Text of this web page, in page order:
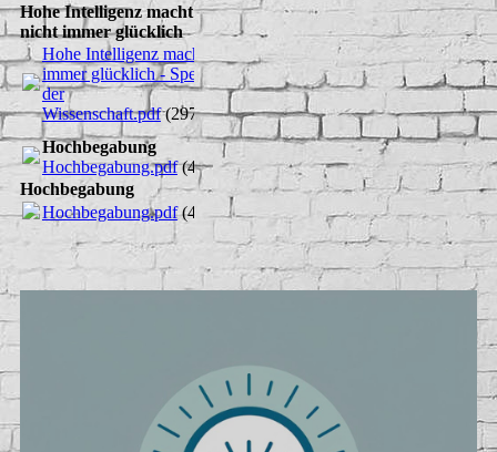
Hohe Intelligenz macht
nicht immer glücklich
Hohe Intelligenz macht nicht
immer glücklich - Spektrum
der
Wissenschaft.pdf(297.01KB)
Hochbegabung
Hochbegabung.pdf(4.4MB)
Hochbegabung
Hochbegabung.pdf(4.4MB)